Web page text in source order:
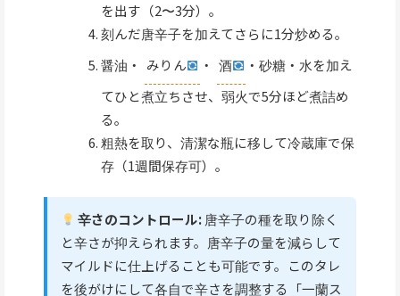
を出す（2〜3分）。
刻んだ唐辛子を加えてさらに1分炒める。
醤油・
みりん ・ 酒
・砂糖・水を加え
てひと煮立ちさせ、弱火で5分ほど煮詰め
る。
粗熱を取り、清潔な瓶に移して冷蔵庫で保
存（1週間保存可）。
辛さのコントロール: 唐辛子の種を取り除く
と辛さが抑えられます。唐辛子の量を減らして
マイルドに仕上げることも可能です。このタレ
を後がけにして各自で辛さを調整する「一蘭ス